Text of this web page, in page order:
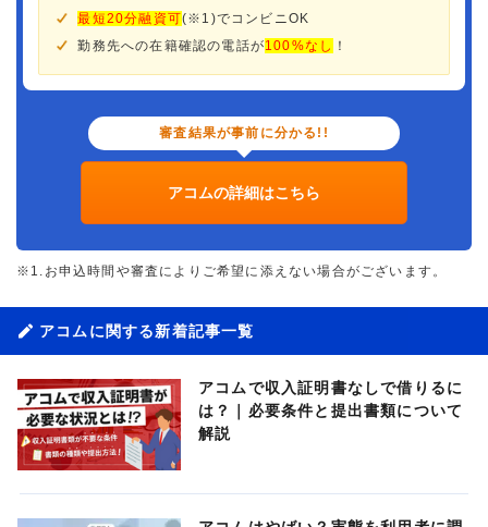
最短20分融資可(※1)でコンビニOK
勤務先への在籍確認の電話が100%なし ！
審査結果が事前に分かる!!
アコムの詳細はこちら
※1.お申込時間や審査によりご希望に添えない場合がございます。
アコムに関する新着記事一覧
アコムで収入証明書なしで借りるに
は？｜必要条件と提出書類について
解説